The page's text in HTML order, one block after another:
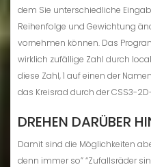
dem Sie unterschiedliche
Reihenfolge und Gewichtung
vornehmen können. Das
wirklich zufällige Zahl durch
diese Zahl, 1 auf einen der
das Kreisrad durch der CSS3-
DREHEN DARÜBER
Damit sind die Möglichkeiten
denn immer so” “Zufallsräder